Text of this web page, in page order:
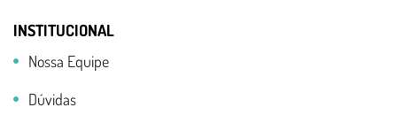
INSTITUCIONAL
Nossa Equipe
Dúvidas